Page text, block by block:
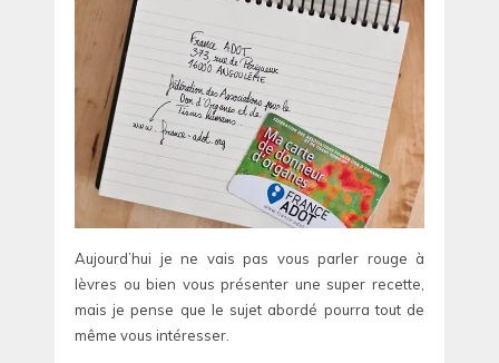
Aujourd’hui je ne vais pas vous parler rouge à
lèvres ou bien vous présenter une super recette,
mais je pense que le sujet abordé pourra tout de
même vous intéresser.